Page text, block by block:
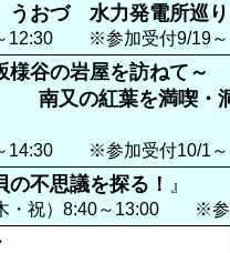
おづ 水力発電所巡り
※参加受付9/19～
様谷の岩屋を訪ねて～
南又の紅葉を満喫・
※参加受付10/1～
不思議を探る！ 』
祝）8:40～13:00 ※参